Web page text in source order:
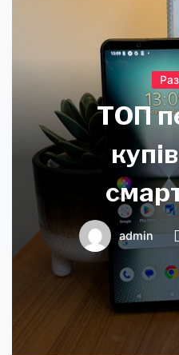
ТОП
admin